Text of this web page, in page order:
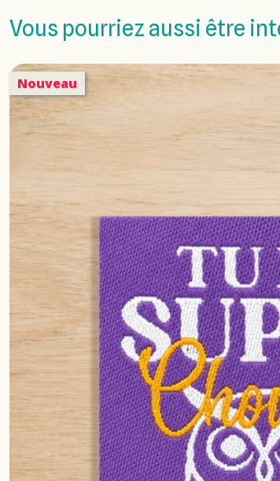
Vous pourriez aussi être
Nouveau